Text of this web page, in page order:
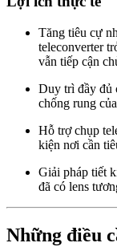
Tăng tiêu cự
teleconverter
vẫn tiếp cận
Duy trì đầy đủ
chống rung
Hỗ trợ chụp
kiện nơi cần
Giải pháp tiết
đã có lens
Những điều